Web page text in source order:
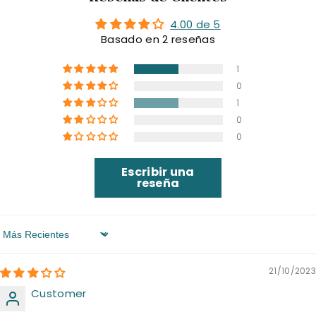
4.00 de 5
Basado en 2 reseñas
1
0
1
0
0
Escribir una
reseña
Sort By
21/10/2023
Customer